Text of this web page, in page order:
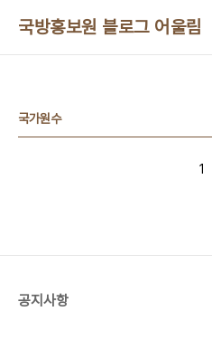
국방홍보원 블로그 어울림
국가원수
1
공지사항